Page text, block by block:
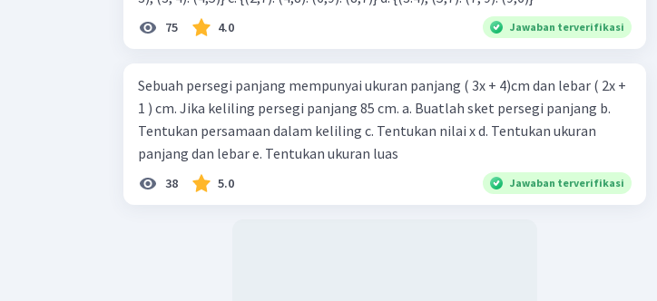
Iklan
75 4.0 Jawaban terverifikasi
Sebuah persegi panjang mempunyai ukuran panjang ( 3x + 4)cm dan lebar ( 2x +
1 ) cm. Jika keliling persegi panjang 85 cm. a. Buatlah sket persegi panjang b.
Tentukan persamaan dalam keliling c. Tentukan nilai x d. Tentukan ukuran
panjang dan lebar e. Tentukan ukuran luas
38 5.0 Jawaban terverifikasi